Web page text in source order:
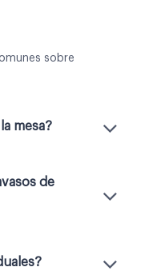
sobre
mesa?
de